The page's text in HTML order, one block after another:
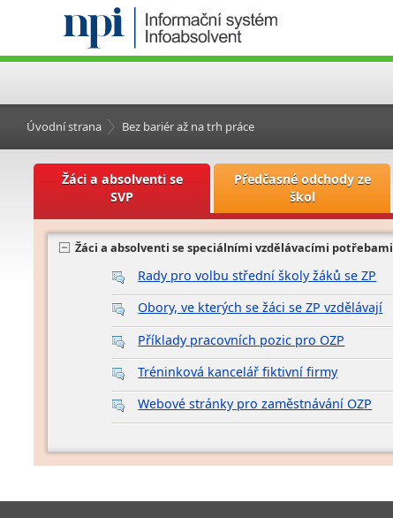
Úvodní strana Bez bariér až na trh práce
Žáci a absolventi se
SVP
Předčasné odchody ze
škol
Žáci a absolventi se speciálními vzdělávacími potřebami
Rady pro volbu střední školy žáků se ZP
Obory, ve kterých se žáci se ZP vzdělávají
Příklady pracovních pozic pro OZP
Tréninková kancelář fiktivní firmy
Webové stránky pro zaměstnávání OZP